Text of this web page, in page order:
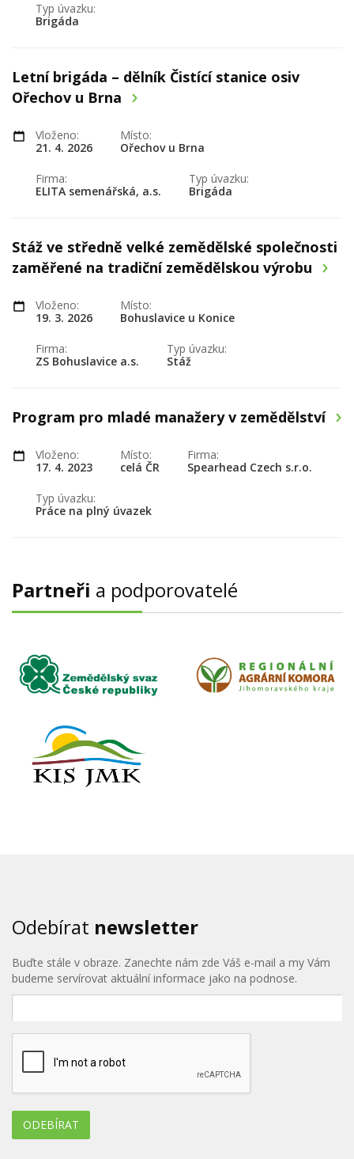
Typ úvazku:
Brigáda
Letní brigáda – dělník Čistící stanice osiv
Ořechov u Brna
Vloženo:
21. 4. 2026
Místo:
Ořechov u Brna
Firma:
ELITA semenářská, a.s.
Typ úvazku:
Brigáda
Stáž ve středně velké zemědělské společnosti
zaměřené na tradiční zemědělskou výrobu
Vloženo:
19. 3. 2026
Místo:
Bohuslavice u Konice
Firma:
ZS Bohuslavice a.s.
Typ úvazku:
Stáž
Program pro mladé manažery v zemědělství
Vloženo:
17. 4. 2023
Místo:
celá ČR
Firma:
Spearhead Czech s.r.o.
Typ úvazku:
Práce na plný úvazek
Partneři a podporovatelé
Odebírat newsletter
Buďte stále v obraze. Zanechte nám zde Váš e-mail a my Vám
budeme servírovat aktuální informace jako na podnose.